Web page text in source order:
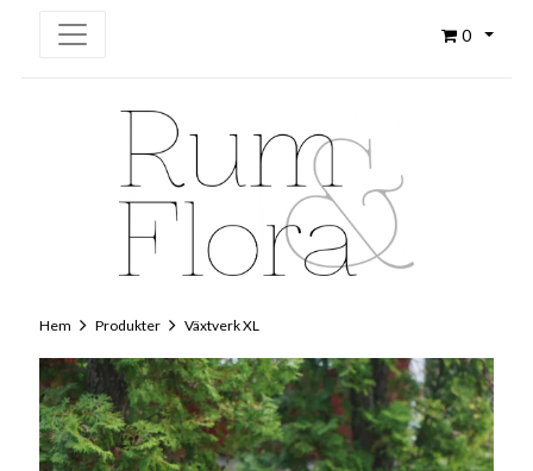
0
Hem Produkter Växtverk XL